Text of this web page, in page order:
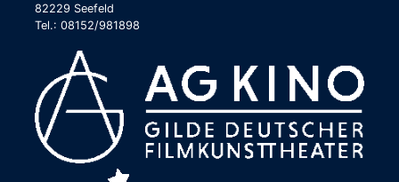
82229 Seefeld
Tel.: 08152/981898